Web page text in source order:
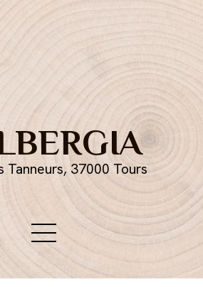
Tanneurs, 37000 Tours